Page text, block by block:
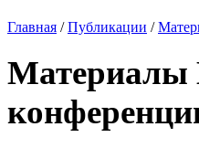
Главная / Публикации /
Материалы